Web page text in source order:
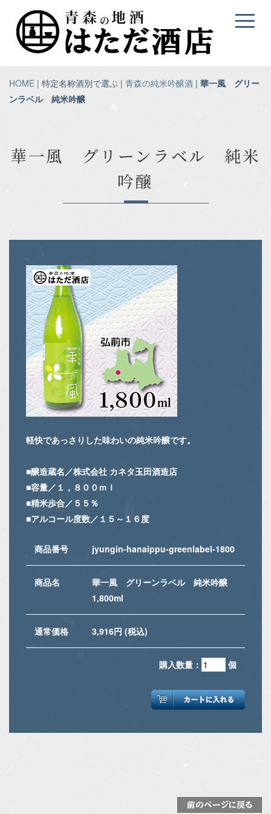
HOME | 特定名称酒別で選ぶ | 青森の純米吟醸酒 | 華一風 グリー
ンラベル 純米吟醸
華一風 グリーンラベル 純米
吟醸
軽快であっさりした味わいの純米吟醸です。
■醸造蔵名／株式会社 カネタ玉田酒造店
■容量／１，８００ｍｌ
■精米歩合／５５％
■アルコール度数／１５～１６度
商品番号 jyungin-hanaippu-greenlabel-1800
商品名
華一風 グリーンラベル 純米吟醸
1,800ml
通常価格 3,916円 (税込)
購入数量： 個
前のページに戻る